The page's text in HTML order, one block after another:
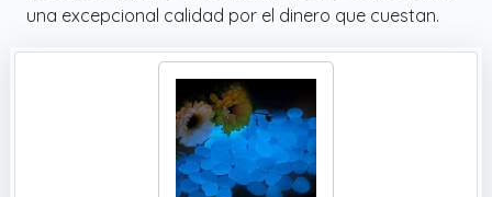
una excepcional calidad por el dinero que cuestan.